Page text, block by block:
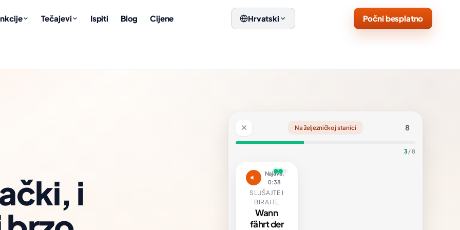
Hrvatski
Tečajevi Ispiti Blog Cijene Počni besplatno
i
Na željezničkoj stanici 8
3/ 8